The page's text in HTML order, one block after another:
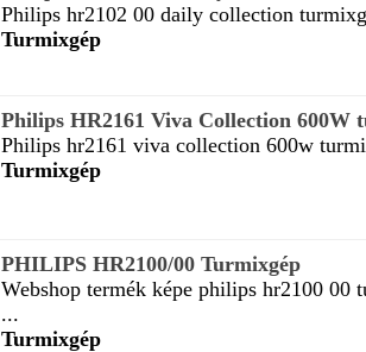
Philips hr2102 00 daily collection
Turmixgép
Philips HR2161 Viva Collection 600W
Philips hr2161 viva collection 600w
Turmixgép
PHILIPS HR2100/00 Turmixgép
Webshop termék képe philips hr2100 00
...
Turmixgép